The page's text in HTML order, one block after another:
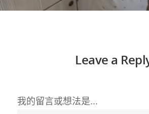
Leave a
我的留言或想法是...